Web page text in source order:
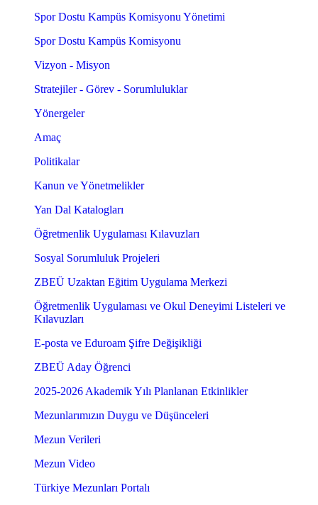
Spor Dostu Kampüs Komisyonu Yönetimi
Spor Dostu Kampüs Komisyonu
Vizyon - Misyon
Stratejiler - Görev - Sorumluluklar
Yönergeler
Amaç
Politikalar
Kanun ve Yönetmelikler
Yan Dal Katalogları
Öğretmenlik Uygulaması Kılavuzları
Sosyal Sorumluluk Projeleri
ZBEÜ Uzaktan Eğitim Uygulama Merkezi
Öğretmenlik Uygulaması ve Okul Deneyimi Listeleri ve
Kılavuzları
E-posta ve Eduroam Şifre Değişikliği
ZBEÜ Aday Öğrenci
2025-2026 Akademik Yılı Planlanan Etkinlikler
Mezunlarımızın Duygu ve Düşünceleri
Mezun Verileri
Mezun Video
Türkiye Mezunları Portalı